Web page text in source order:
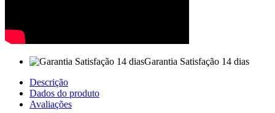
Garantia Satisfação 14 dias
Descrição
Dados do produto
Avaliações